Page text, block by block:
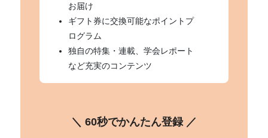
お届け
ギフト券に交換可能なポイントプ
ログラム
独自の特集・連載、学会レポート
など充実のコンテンツ
＼ 60秒でかんたん登録 ／